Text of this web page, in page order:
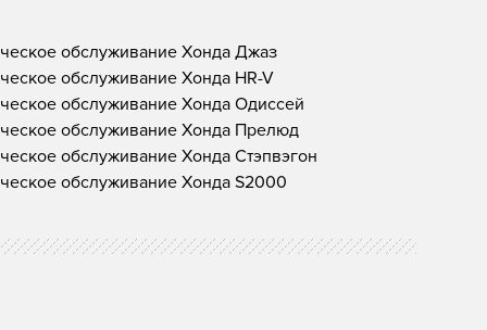
обслуживание Хонда Джаз
обслуживание Хонда HR-V
обслуживание Хонда Одиссей
обслуживание Хонда Прелюд
обслуживание Хонда Стэпвэгон
обслуживание Хонда S2000